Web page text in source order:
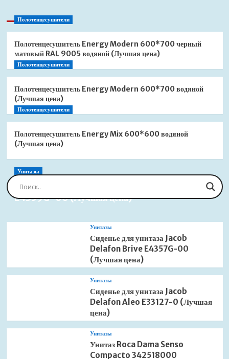
Полотенцесушители
Полотенцесушитель Energy Modern 600*700 черный
матовый RAL 9005 водяной (Лучшая цена)
Полотенцесушители
Полотенцесушитель Energy Modern 600*700 водяной
(Лучшая цена)
Полотенцесушители
Полотенцесушитель Energy Mix 600*600 водяной
(Лучшая цена)
Унитазы
Сиденье для унитаза Jacob Delafon Brive
E4359G-00 (Лучшая цена)
Унитазы
Сиденье для унитаза Jacob
Delafon Brive E4357G-00
(Лучшая цена)
Унитазы
Сиденье для унитаза Jacob
Delafon Aleo E33127-0 (Лучшая
цена)
Унитазы
Унитаз Roca Dama Senso
Compacto 342518000